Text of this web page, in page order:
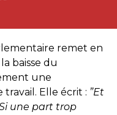
remet en
baisse du
une
travail. Elle écrit : ”Et
une part trop